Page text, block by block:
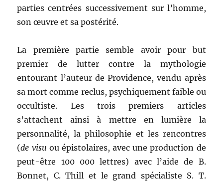
parties centrées successivement sur l’homme,
son œuvre et sa postérité.
La première partie semble avoir pour but
premier de lutter contre la mythologie
entourant l’auteur de Providence, vendu après
sa mort comme reclus, psychiquement faible ou
occultiste. Les trois premiers articles
s’attachent ainsi à mettre en lumière la
personnalité, la philosophie et les rencontres
(de visu ou épistolaires, avec une production de
peut-être 100 000 lettres) avec l’aide de B.
Bonnet, C. Thill et le grand spécialiste S. T.